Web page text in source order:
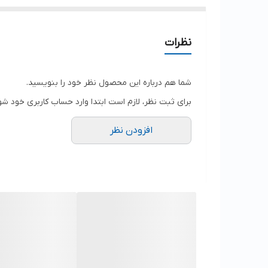
نظرات
شما هم درباره این محصول نظر خود را بنویسید.
برای ثبت نظر، لازم است ابتدا وارد حساب کاربری خود
افزودن نظر